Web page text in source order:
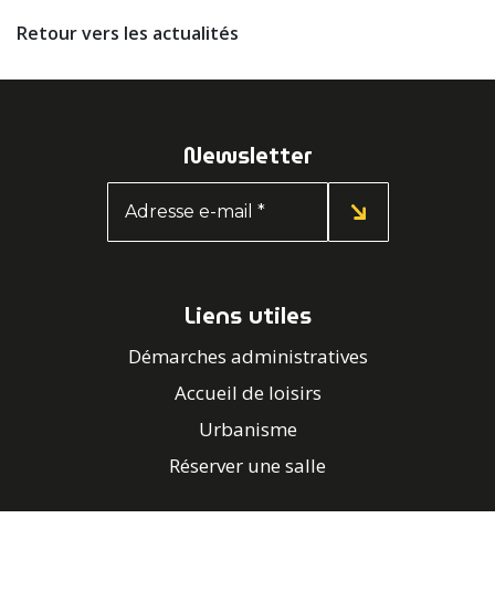
Retour vers les actualités
Newsletter
Liens utiles
Démarches administratives
Accueil de loisirs
Urbanisme
Réserver une salle